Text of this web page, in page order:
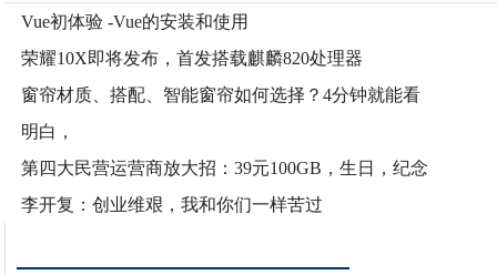
Vue初体验 -Vue的安装和使用
荣耀10X即将发布，首发搭载麒麟820处理器
窗帘材质、搭配、智能窗帘如何选择？4分钟就能看
明白，
第四大民营运营商放大招：39元100GB，生日，纪念
李开复：创业维艰，我和你们一样苦过